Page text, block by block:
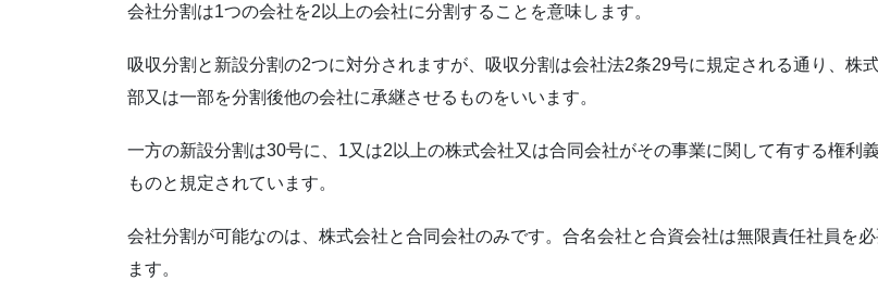
会社分割は1つの会社を2以上の会社に分割することを意味します。
吸収分割と新設分割の2つに対分されますが、吸収分割は会社法2条29号に規定される通り、株
部又は一部を分割後他の会社に承継させるものをいいます。
一方の新設分割は30号に、1又は2以上の株式会社又は合同会社がその事業に関して有する権利
ものと規定されています。
会社分割が可能なのは、株式会社と合同会社のみです。合名会社と合資会社は無限責任社員を
ます。